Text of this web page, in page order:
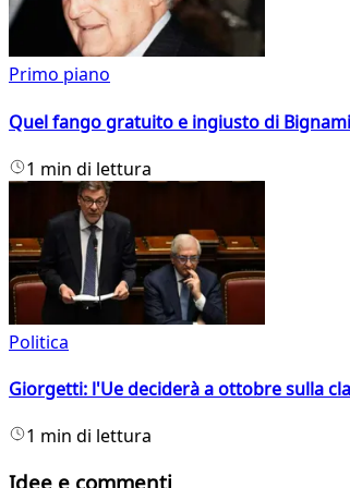
Primo piano
Quel fango gratuito e ingiusto di
1 min di lettura
Politica
Giorgetti: l'Ue deciderà a ottobre sulla
1 min di lettura
Idee e commenti